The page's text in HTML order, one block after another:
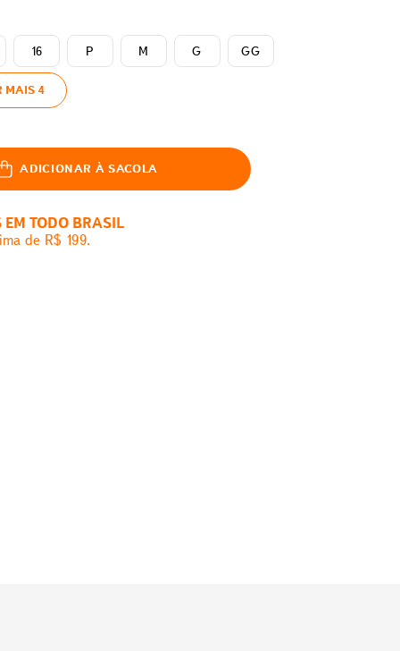
16 P G
M GG
MAIS 4
ADICIONAR À SACOLA
EM TODO BRASIL
de R$ 199.